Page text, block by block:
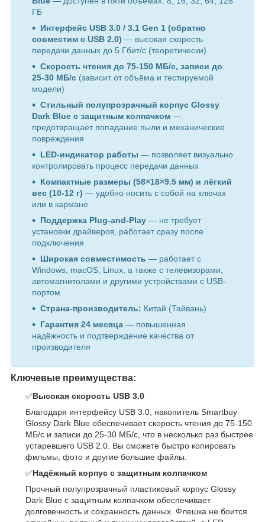
ГБ
Интерфейс USB 3.0 / 3.1 Gen 1 (обратно
совместим с USB 2.0) — высокая скорость
передачи данных до 5 Гбит/с (теоретически)
Скорость чтения до 75-150 МБ/с, записи до
25-30 МБ/с (зависит от объёма и тестируемой
модели)
Стильный полупрозрачный корпус Glossy
Dark Blue с защитным колпачком —
предотвращает попадание пыли и механические
повреждения
LED-индикатор работы — позволяет визуально
контролировать процесс передачи данных
Компактные размеры (58×18×9.5 мм) и лёгкий
вес (10-12 г) — удобно носить с собой на ключах
или в кармане
Поддержка Plug-and-Play — не требует
установки драйверов, работает сразу после
подключения
Широкая совместимость — работает с
Windows, macOS, Linux, а также с телевизорами,
автомагнитолами и другими устройствами с USB-
портом
Страна-производитель: Китай (Тайвань)
Гарантия 24 месяца — повышенная
надёжность и подтверждение качества от
производителя
Ключевые преимущества:
✅Высокая скорость USB 3.0
Благодаря интерфейсу USB 3.0, накопитель Smartbuy
Glossy Dark Blue обеспечивает скорость чтения до 75-150
МБ/с и записи до 25-30 МБ/с, что в несколько раз быстрее
устаревшего USB 2.0. Вы сможете быстро копировать
фильмы, фото и другие большие файлы.
✅Надёжный корпус с защитным колпачком
Прочный полупрозрачный пластиковый корпус Glossy
Dark Blue с защитным колпачком обеспечивает
долговечность и сохранность данных. Флешка не боится